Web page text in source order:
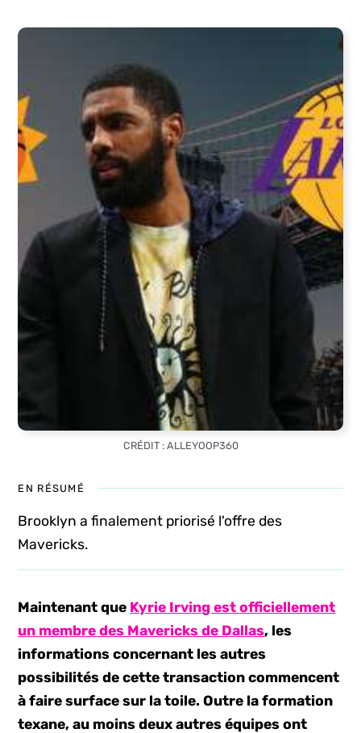
CRÉDIT : ALLEYOOP360
EN RÉSUMÉ
Brooklyn a finalement priorisé l'offre des
Mavericks.
Maintenant que Kyrie Irving est officiellement
un membre des Mavericks de Dallas, les
informations concernant les autres
possibilités de cette transaction commencent
à faire surface sur la toile. Outre la formation
texane, au moins deux autres équipes ont